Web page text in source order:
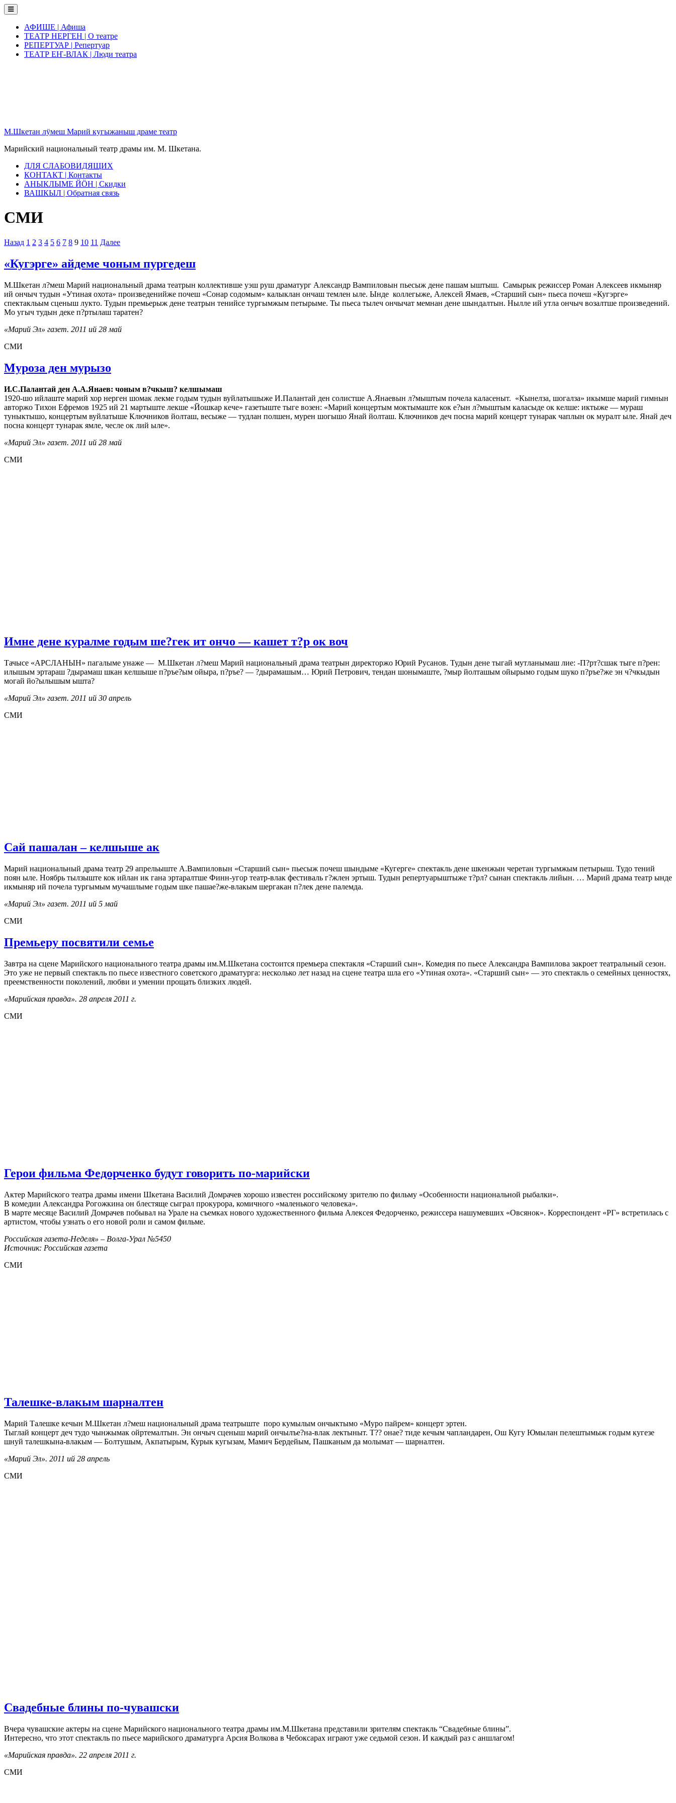
Skip
to
contentАФИШЕ | Афиша
ТЕАТР НЕРГЕН | О театре
РЕПЕРТУАР | Репертуар
ТЕАТР ЕҤ-ВЛАК | Люди театра
М.Шкетан лӱмеш Марий кугыжаныш драме театр
Марийский национальный театр драмы им. М. Шкетана.
ДЛЯ СЛАБОВИДЯЩИХ
КОНТАКТ | Контакты
АНЫКЛЫМЕ ЙӦН | Скидки
ВАШКЫЛ | Обратная связь
СМИ
Пагинация
записей
Назад 1 2 3 4 5 6 7 8 9 10 11 Далее
«Кугэрге» айдеме чоным пургедеш
М.Шкетан л?меш Марий национальный драма театрын коллективше уэш руш драматург Александр Вампиловын пьесыж дене пашам ыштыш. Самырык режиссер Роман Алексеев икмыняр
ий ончыч тудын «Утиная охота» произведенийже почеш «Сонар содомым» калыклан ончаш темлен ыле. Ынде коллегыже, Алексей Ямаев, «Старший сын» пьеса почеш «Кугэрге»
спектакльым сценыш лукто. Тудын премьерыж дене театрын тенийсе тургымжым петырыме. Ты пьеса тылеч ончычат мемнан дене шындалтын. Нылле ий утла ончыч возалтше произведений.
Мо угыч тудын деке п?ртылаш таратен?
«Марий Эл» газет. 2011 ий 28 май
СМИ
Муроза ден мурызо
И.С.Палантай ден А.А.Янаев: чоным в?чкыш? келшымаш
1920-шо ийлаште марий хор нерген шомак лекме годым тудын вуйлатышыже И.Палантай ден солистше А.Янаевын л?мыштым почела каласеныт. «Кынелза, шогалза» икымше марий гимнын
авторжо Тихон Ефремов 1925 ий 21 мартыште лекше «Йошкар кече» газетыште тыге возен: «Марий концертым моктымаште кок е?ын л?мыштым каласыде ок келше: иктыже — мураш
туныктышо, концертым вуйлатыше Ключников йолташ, весыже — тудлан полшен, мурен шогышо Янай йолташ. Ключников деч посна марий концерт тунарак чаплын ок муралт ыле. Янай деч
посна концерт тунарак ямле, чесле ок лий ыле».
«Марий Эл» газет. 2011 ий 28 май
СМИ
Имне дене куралме годым ше?гек ит ончо — кашет т?р ок воч
Тачысе «АРСЛАНЫН» пагалыме унаже — М.Шкетан л?меш Марий национальный драма театрын директоржо Юрий Русанов. Тудын дене тыгай мутланымаш лие: -П?рт?сшак тыге п?рен:
илышым эртараш ?дырамаш шкан келшыше п?ръе?ым ойыра, п?ръе? — ?дырамашым… Юрий Петрович, тендан шонымаште, ?мыр йолташым ойырымо годым шуко п?ръе?же эн ч?чкыдын
могай йо?ылышым ышта?
«Марий Эл» газет. 2011 ий 30 апрель
СМИ
Сай пашалан – келшыше ак
Марий национальный драма театр 29 апрельыште А.Вампиловын «Старший сын» пьесыж почеш шындыме «Кугерге» спектакль дене шкенжын черетан тургымжым петырыш. Тудо тений
поян ыле. Ноябрь тылзыште кок ийлан ик гана эртаралтше Финн-угор театр-влак фестиваль г?жлен эртыш. Тудын репертуарыштыже т?рл? сынан спектакль лийын. … Марий драма театр ынде
икмыняр ий почела тургымым мучашлыме годым шке пашае?же-влакым шергакан п?лек дене палемда.
«Марий Эл» газет. 2011 ий 5 май
СМИ
Премьеру посвятили семье
Завтра на сцене Марийского национального театра драмы им.М.Шкетана состоится премьера спектакля «Старший сын». Комедия по пьесе Александра Вампилова закроет театральный сезон.
Это уже не первый спектакль по пьесе известного советского драматурга: несколько лет назад на сцене театра шла его «Утиная охота». «Старший сын» — это спектакль о семейных ценностях,
преемственности поколений, любви и умении прощать близких людей.
«Марийская правда». 28 апреля 2011 г.
СМИ
Герои фильма Федорченко будут говорить по-марийски
Актер Марийского театра драмы имени Шкетана Василий Домрачев хорошо известен российскому зрителю по фильму «Особенности национальной рыбалки».
В комедии Александра Рогожкина он блестяще сыграл прокурора, комичного «маленького человека».
В марте месяце Василий Домрачев побывал на Урале на съемках нового художественного фильма Алексея Федорченко, режиссера нашумевших «Овсянок». Корреспондент «РГ» встретилась с
артистом, чтобы узнать о его новой роли и самом фильме.
Российская газета-Неделя» – Волга-Урал №5450
Источник: Российская газета
СМИ
Талешке-влакым шарналтен
Марий Талешке кечын М.Шкетан л?меш национальный драма театрыште поро кумылым ончыктымо «Муро пайрем» концерт эртен.
Тыглай концерт деч тудо чынжымак ойртемалтын. Эн ончыч сценыш марий ончылъе?на-влак лектыныт. Т?? онае? тиде кечым чапландарен, Ош Кугу Юмылан пелештымыж годым кугезе
шнуй талешкына-влакым — Болтушым, Акпатырым, Курык кугызам, Мамич Бердейым, Пашканым да молымат — шарналтен.
«Марий Эл». 2011 ий 28 апрель
СМИ
Свадебные блины по-чувашски
Вчера чувашские актеры на сцене Марийского национального театра драмы им.М.Шкетана представили зрителям спектакль “Свадебные блины”.
Интересно, что этот спектакль по пьесе марийского драматурга Арсия Волкова в Чебоксарах играют уже седьмой сезон. И каждый раз с аншлагом!
«Марийская правда». 22 апреля 2011 г.
СМИ